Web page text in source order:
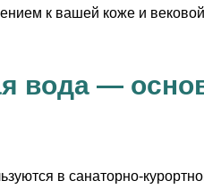
к вашей коже и
вода —
в санаторно-